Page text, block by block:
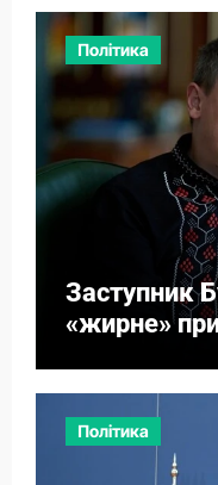
Політика
Заступник
«жирне»
Політика